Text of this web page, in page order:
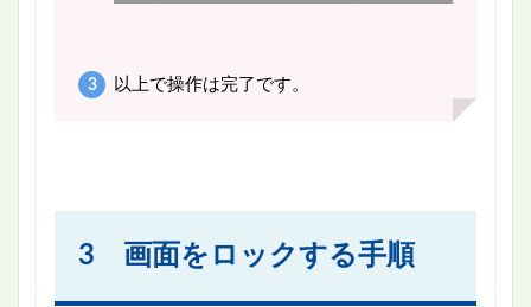
以上で操作は完了です。
3 画面をロックする手順